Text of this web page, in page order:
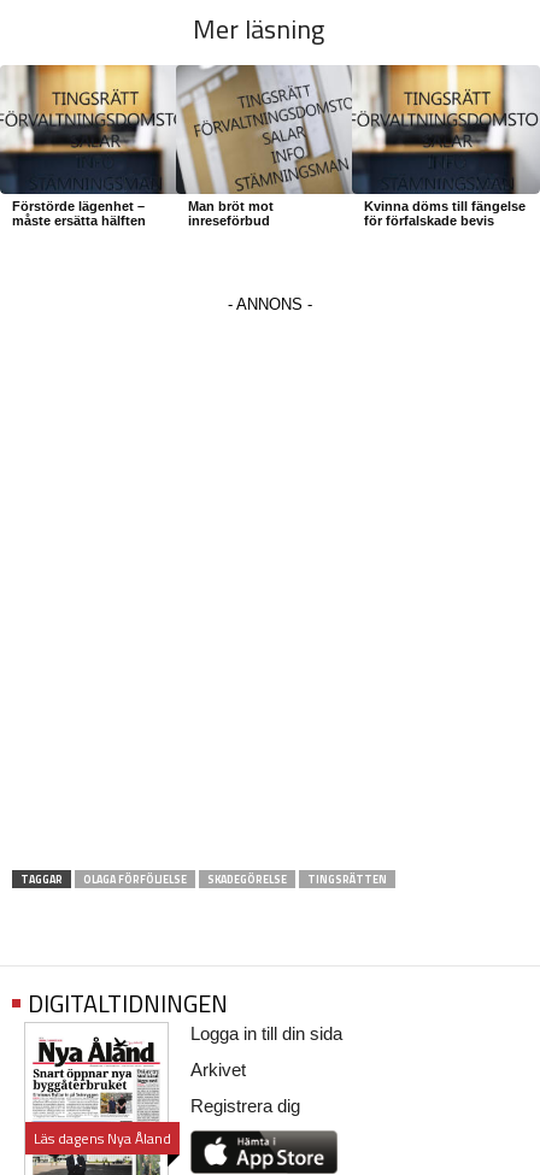
Mer läsning
Förstörde lägenhet –
måste ersätta hälften
Man bröt mot
inreseförbud
Kvinna döms till fängelse
för förfalskade bevis
TAGGAR OLAGA FÖRFÖLJELSE SKADEGÖRELSE TINGSRÄTTEN
DIGITALTIDNINGEN
Läs dagens Nya Åland
Logga in till din sida
Arkivet
Registrera dig